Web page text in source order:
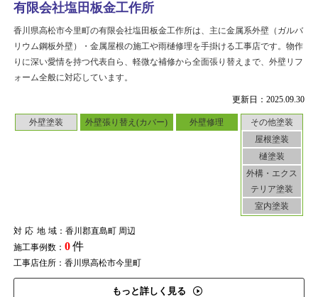
更新日：2025.09.30
外壁塗装 外壁張り替え(カバー) 外壁修理
その他塗装
屋根塗装
樋塗装
外構・エクス
テリア塗装
室内塗装
対応地域：香川郡直島町 周辺
施工事例数： 0件
工事店住所：香川県高松市今里町
もっと詳しく見る
有限会社塩田板金工作所
香川県高松市今里町の有限会社塩田板金工作所は、主に金属系外壁（ガルバ
リウム鋼板外壁）・金属屋根の施工や雨樋修理を手掛ける工事店です。物作
りに深い愛情を持つ代表自ら、軽微な補修から全面張り替えまで、外壁リフ
ォーム全般に対応しています。